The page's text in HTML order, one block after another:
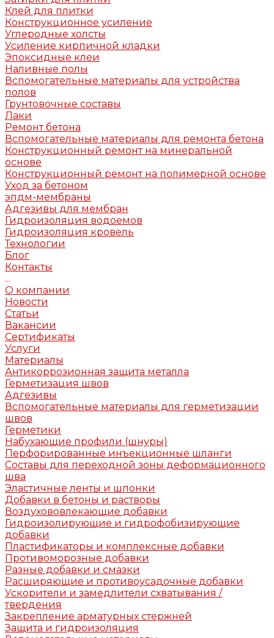
Клей для плитки
Конструкционное усиление
Углеродные холсты
Усиление кирпичной кладки
Эпоксидные клеи
Наливные полы
Вспомогательные материалы для устройства
полов
Грунтовочные составы
Лаки
Ремонт бетона
Вспомогательные материалы для ремонта бетона
Конструкционный ремонт на минеральной
основе
Конструкционный ремонт на полимерной основе
Уход за бетоном
эпдм-мембраны
Адгезивы для мембран
Гидроизоляция водоемов
Гидроизоляция кровель
Технологии
Блог
Контакты
...
О компании
Новости
Статьи
Вакансии
Сертификаты
Услуги
Материалы
Антикоррозионная защита металла
Герметизация швов
Адгезивы
Вспомогательные материалы для герметизации
швов
Герметики
Набухающие профили (шнуры)
Перфорированные инъекционные шланги
Составы для переходной зоны деформационного
шва
Эластичные ленты и шпонки
Добавки в бетоны и растворы
Воздухововлекающие добавки
Гидроизолирующие и гидрофобизирующие
добавки
Пластификаторы и комплексные добавки
Противоморозные добавки
Разные добавки и смазки
Расширяющие и противоусадочные добавки
Ускорители и замедлители схватывания /
твердения
Закрепление арматурных стержней
Защита и гидроизоляция